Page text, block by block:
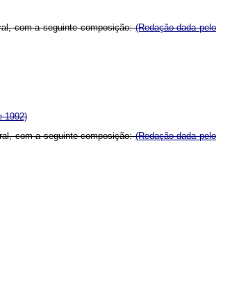
com a seguinte composição:(Redação dada pelo
1992)
com a seguinte composição:(Redação dada pelo